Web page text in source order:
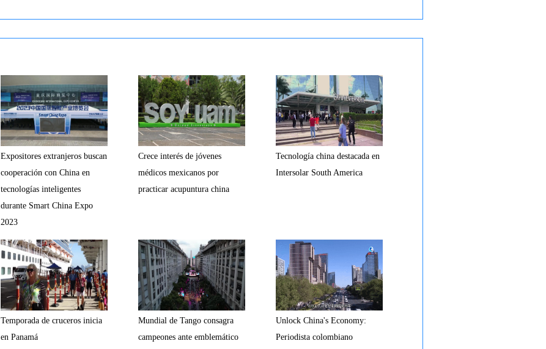
Expositores extranjeros buscan
cooperación con China en
tecnologías inteligentes
durante Smart China Expo
2023
Crece interés de jóvenes
médicos mexicanos por
practicar acupuntura china
Tecnología china destacada en
Intersolar South America
Temporada de cruceros inicia
en Panamá
Mundial de Tango consagra
campeones ante emblemático
Unlock China's Economy:
Periodista colombiano